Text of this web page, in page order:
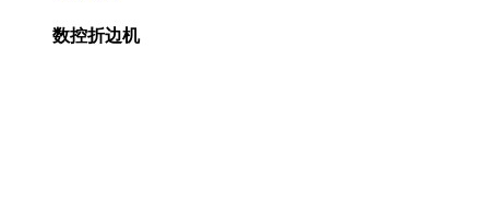
数控折边机